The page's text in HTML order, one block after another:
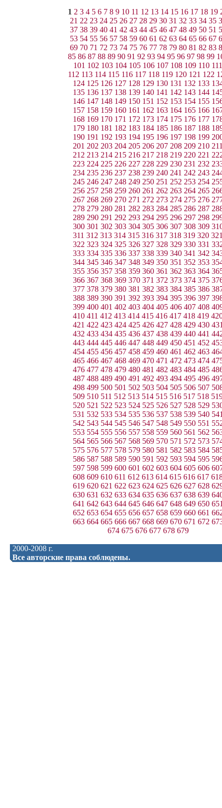
1 2 3 4 5 6 7 8 9 10 11 12 13 14 15 16 17 18 19
21 22 23 24 25 26 27 28 29 30 31 32 33 34 35
37 38 39 40 41 42 43 44 45 46 47 48 49 50 51
53 54 55 56 57 58 59 60 61 62 63 64 65 66 67
69 70 71 72 73 74 75 76 77 78 79 80 81 82 83
85 86 87 88 89 90 91 92 93 94 95 96 97 98 99
101 102 103 104 105 106 107 108 109 110 111
112 113 114 115 116 117 118 119 120 121 122
124 125 126 127 128 129 130 131 132 133
135 136 137 138 139 140 141 142 143 144
146 147 148 149 150 151 152 153 154 155
157 158 159 160 161 162 163 164 165 166
168 169 170 171 172 173 174 175 176 177
179 180 181 182 183 184 185 186 187 188
190 191 192 193 194 195 196 197 198 199
201 202 203 204 205 206 207 208 209 210
212 213 214 215 216 217 218 219 220 221
223 224 225 226 227 228 229 230 231 232
234 235 236 237 238 239 240 241 242 243
245 246 247 248 249 250 251 252 253 254
256 257 258 259 260 261 262 263 264 265
267 268 269 270 271 272 273 274 275 276
278 279 280 281 282 283 284 285 286 287
289 290 291 292 293 294 295 296 297 298
300 301 302 303 304 305 306 307 308 309
311 312 313 314 315 316 317 318 319 320
322 323 324 325 326 327 328 329 330 331
333 334 335 336 337 338 339 340 341 342
344 345 346 347 348 349 350 351 352 353
355 356 357 358 359 360 361 362 363 364
366 367 368 369 370 371 372 373 374 375
377 378 379 380 381 382 383 384 385 386
388 389 390 391 392 393 394 395 396 397
399 400 401 402 403 404 405 406 407 408
410 411 412 413 414 415 416 417 418 419
421 422 423 424 425 426 427 428 429 430
432 433 434 435 436 437 438 439 440 441
443 444 445 446 447 448 449 450 451 452
454 455 456 457 458 459 460 461 462 463
465 466 467 468 469 470 471 472 473 474
476 477 478 479 480 481 482 483 484 485
487 488 489 490 491 492 493 494 495 496
498 499 500 501 502 503 504 505 506 507
509 510 511 512 513 514 515 516 517 518
520 521 522 523 524 525 526 527 528 529
531 532 533 534 535 536 537 538 539 540
542 543 544 545 546 547 548 549 550 551
553 554 555 556 557 558 559 560 561 562
564 565 566 567 568 569 570 571 572 573
575 576 577 578 579 580 581 582 583 584
586 587 588 589 590 591 592 593 594 595
597 598 599 600 601 602 603 604 605 606
608 609 610 611 612 613 614 615 616 617
619 620 621 622 623 624 625 626 627 628
630 631 632 633 634 635 636 637 638 639
641 642 643 644 645 646 647 648 649 650
652 653 654 655 656 657 658 659 660 661
663 664 665 666 667 668 669 670 671 672
674 675 676 677 678 679
2000-2008 г.
Все авторские права соблюдены.